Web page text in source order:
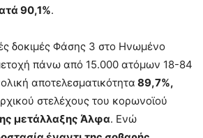
90,1%.
δοκιμές Φάσης 3 στο Ηνωμένο
πάνω από 15.000 ατόμων 18-84
αποτελεσματικότητα 89,7%,
στελέχους του κορωνοϊού
μετάλλαξης Άλφα. Ενώ